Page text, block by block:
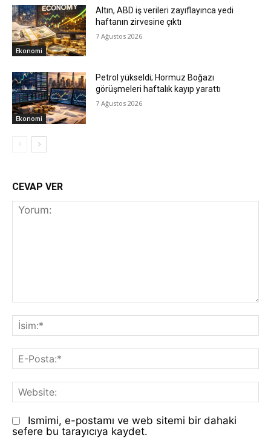
Ekonomi
Altın, ABD iş verileri zayıflayınca yedi
haftanın zirvesine çıktı
7 Ağustos 2026
Ekonomi
Petrol yükseldi; Hormuz Boğazı
görüşmeleri haftalık kayıp yarattı
7 Ağustos 2026
CEVAP VER
Ismimi, e-postamı ve web sitemi bir dahaki
sefere bu tarayıcıya kaydet.